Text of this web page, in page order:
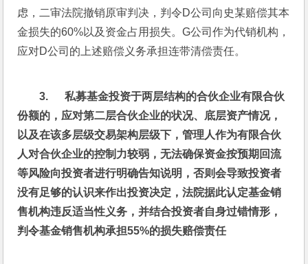
虑，二审法院撤销原审判决，判令D公司向史某赔偿其本
金损失的60%以及资金占用损失。G公司作为代销机构，
应对D公司的上述赔偿义务承担连带清偿责任。
3. 私募基金投资于两层结构的合伙企业有限合伙
份额的，应对第二层合伙企业的状况、底层资产情况，
以及在该多层级交易架构层级下，管理人作为有限合伙
人对合伙企业的控制力较弱，无法确保资金按预期回流
等风险向投资者进行明确告知说明，否则会导致投资者
没有足够的认识来作出投资决定，法院据此认定基金销
售机构违反适当性义务，并结合投资者自身过错情形，
判令基金销售机构承担55%的损失赔偿责任